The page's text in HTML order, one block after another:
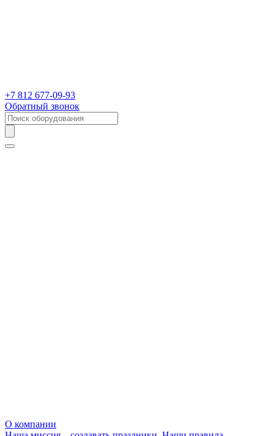
+7 812 677-09-93
Обратный звонок
О компании